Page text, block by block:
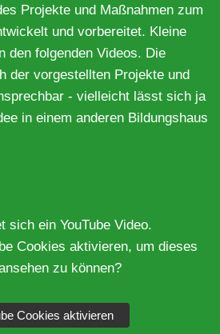
Projekte und Maßnahmen zum
und vorbereitet. Kleine
den folgenden Videos. Die
der vorgestellten Projekte und
- vielleicht lässt sich ja
in einem anderen Bildungshaus
sich ein YouTube Video.
Cookies aktivieren, um dieses
zu können?
Cookies aktivieren